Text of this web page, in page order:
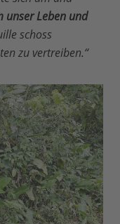
unser Leben und
schoss
zu vertreiben.“